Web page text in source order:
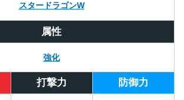
スタードラゴンW
属性
強化
打撃力 防御力